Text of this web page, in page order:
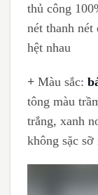
thủ công
nét thanh
hệt nhau
+ Màu sắc:
tông màu
trắng, xanh
không sặc